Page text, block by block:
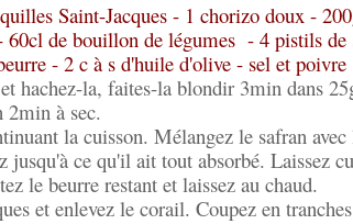
Saint-Jacques - 1 chorizo doux -
de bouillon de légumes - 4 pistils de
- 2 c à s d'huile d'olive - sel et poivre
hachez-la, faites-la blondir 3min dans
2min à sec.
la cuisson. Mélangez le safran
ce qu'il ait tout absorbé. Laissez
le beurre restant et laissez au chaud.
et enlevez le corail. Coupez en